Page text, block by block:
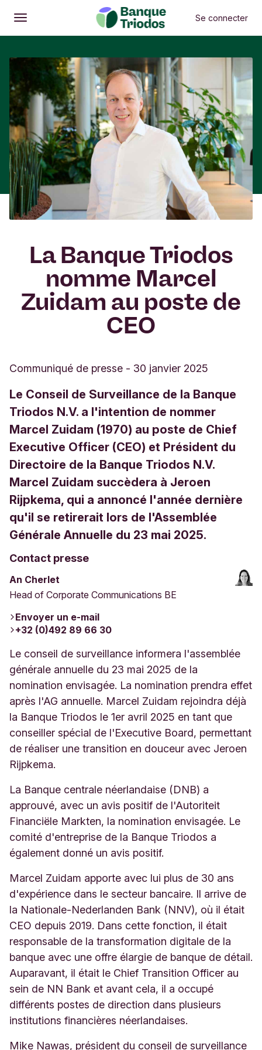
Ouvrir
Menu principal Se connecter
La Banque Triodos
nomme Marcel
Zuidam au poste de
CEO
Communiqué de presse - 30 janvier 2025
Le Conseil de Surveillance de la Banque
Triodos N.V. a l'intention de nommer
Marcel Zuidam (1970) au poste de Chief
Executive Officer (CEO) et Président du
Directoire de la Banque Triodos N.V.
Marcel Zuidam succèdera à Jeroen
Rijpkema, qui a annoncé l'année dernière
qu'il se retirerait lors de l'Assemblée
Générale Annuelle du 23 mai 2025.
Contact presse
An Cherlet
Head of Corporate Communications BE
Envoyer un e-mail
+32 (0)492 89 66 30
Le conseil de surveillance informera l'assemblée
générale annuelle du 23 mai 2025 de la
nomination envisagée. La nomination prendra effet
après l'AG annuelle. Marcel Zuidam rejoindra déjà
la Banque Triodos le 1er avril 2025 en tant que
conseiller spécial de l'Executive Board, permettant
de réaliser une transition en douceur avec Jeroen
Rijpkema.
La Banque centrale néerlandaise (DNB) a
approuvé, avec un avis positif de l'Autoriteit
Financiële Markten, la nomination envisagée. Le
comité d'entreprise de la Banque Triodos a
également donné un avis positif.
Marcel Zuidam apporte avec lui plus de 30 ans
d'expérience dans le secteur bancaire. Il arrive de
la Nationale-Nederlanden Bank (NNV), où il était
CEO depuis 2019. Dans cette fonction, il était
responsable de la transformation digitale de la
banque avec une offre élargie de banque de détail.
Auparavant, il était le Chief Transition Officer au
sein de NN Bank et avant cela, il a occupé
différents postes de direction dans plusieurs
institutions financières néerlandaises.
Mike Nawas, président du conseil de surveillance